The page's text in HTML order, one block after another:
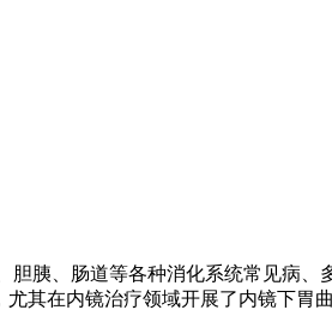
胰、肠道等各种消化系统常见病
其在内镜治疗领域开展了内镜下胃